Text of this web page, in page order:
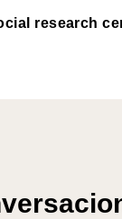
research
research